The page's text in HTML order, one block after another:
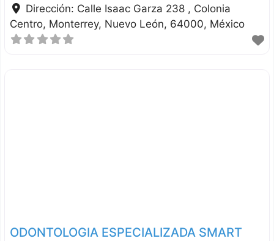
Dirección: Calle Isaac Garza 238 , Colonia
Centro Monterrey Nuevo León 64000 México
ODONTOLOGIA ESPECIALIZADA SMART